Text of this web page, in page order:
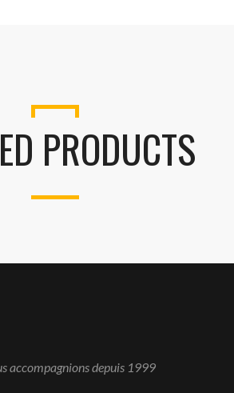
PRODUCTS
accompagnions depuis 1999